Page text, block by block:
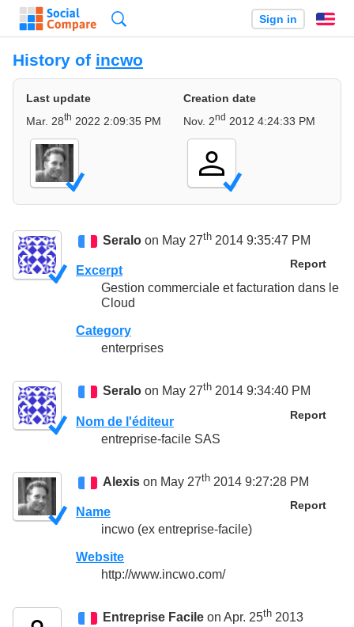
Sign in
History of incwo
Last update
Mar. 28th 2022 2:09:35 PM
Creation date
Nov. 2nd 2012 4:24:33 PM
Seralo on May 27th 2014 9:35:47 PM
Report
Excerpt
Gestion commerciale et facturation dans le
Cloud
Category
enterprises
Seralo on May 27th 2014 9:34:40 PM
Report
Nom de l'éditeur
entreprise-facile SAS
Alexis on May 27th 2014 9:27:28 PM
Report
Name
incwo (ex entreprise-facile)
Website
http://www.incwo.com/
Entreprise Facile on Apr. 25th 2013